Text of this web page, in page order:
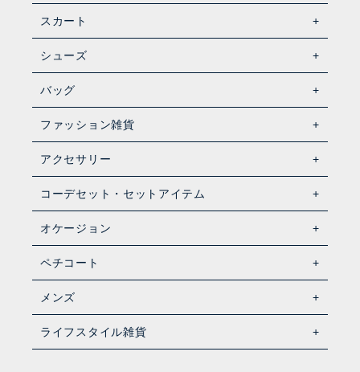
スカート
シューズ
バッグ
ファッション雑貨
アクセサリー
コーデセット・セットアイテム
オケージョン
ペチコート
メンズ
ライフスタイル雑貨